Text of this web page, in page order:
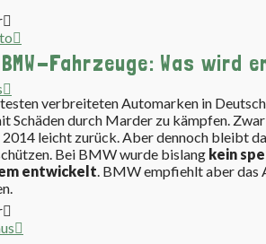
Fahrzeuge: Was wird
verbreiteten Automarken in
Schäden durch Marder zu kämpfen.
leicht zurück. Aber dennoch bleibt
Bei BMW wurde bislang kein
entwickelt. BMW empfiehlt aber das